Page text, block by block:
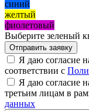
синий
желтый
фиолетовый
Выберите зеленый
Я даю согласие
соответствии с
Я даю согласие
третьим лицам в
данных